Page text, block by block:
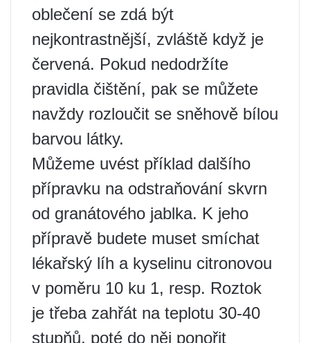
oblečení se zdá být
nejkontrastnější, zvláště když je
červená. Pokud nedodržíte
pravidla čištění, pak se můžete
navždy rozloučit se sněhově bílou
barvou látky.
Můžeme uvést příklad dalšího
přípravku na odstraňování skvrn
od granátového jablka. K jeho
přípravě budete muset smíchat
lékařský líh a kyselinu citronovou
v poměru 10 ku 1, resp. Roztok
je třeba zahřát na teplotu 30-40
stupňů, poté do něj ponořit